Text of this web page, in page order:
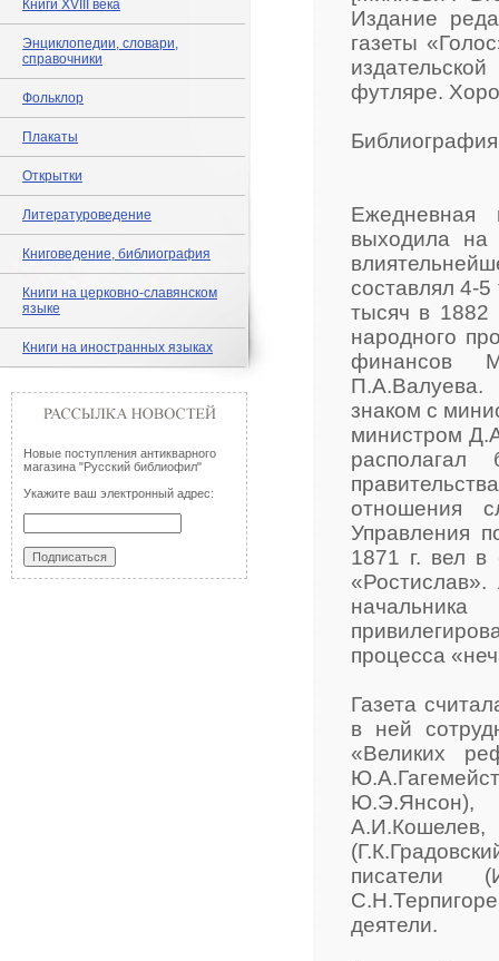
Книги XVIII века
Энциклопедии, словари,
справочники
Фольклор
Плакаты
Открытки
Литературоведение
Книговедение, библиография
Книги на церковно-славянском
языке
Книги на иностранных языках
Новые поступления антикварного
магазина "Русский библиофил"
Укажите ваш электронный адрес:
Издание
газеты
футляре.
Ежедневная
выходила
составлял 4-5
тысяч в 1882
народного
финансов
знаком с
министром
отношения
Управления
1871 г. вел в
процесса
Газета
в ней
«Великих
Ю.Э.Янсон),
писатели
деятели.